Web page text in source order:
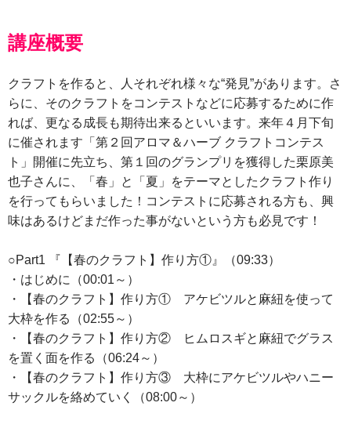
講座概要
クラフトを作ると、人それぞれ様々な“発見”があります。さ
らに、そのクラフトをコンテストなどに応募するために作
れば、更なる成長も期待出来るといいます。来年４月下旬
に催されます「第２回アロマ＆ハーブ クラフトコンテス
ト」開催に先立ち、第１回のグランプリを獲得した栗原美
也子さんに、「春」と「夏」をテーマとしたクラフト作り
を行ってもらいました！コンテストに応募される方も、興
味はあるけどまだ作った事がないという方も必見です！
○Part1 『【春のクラフト】作り方①』（09:33）
・はじめに（00:01～）
・【春のクラフト】作り方① アケビツルと麻紐を使って
大枠を作る（02:55～）
・【春のクラフト】作り方② ヒムロスギと麻紐でグラス
を置く面を作る（06:24～）
・【春のクラフト】作り方③ 大枠にアケビツルやハニー
サックルを絡めていく（08:00～）